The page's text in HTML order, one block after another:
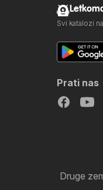
Svi katalozi
Prati nas
Druge